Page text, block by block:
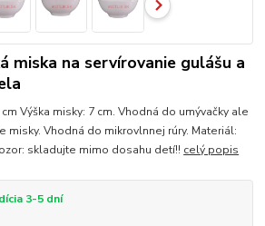
miska na servírovanie gulášu a
Výška misky: 7 cm. Vhodná do umývačky ale
misky. Vhodná do mikrovlnnej rúry. Materiál:
skladujte mimo dosahu detí!! celý popis
3-5 dní